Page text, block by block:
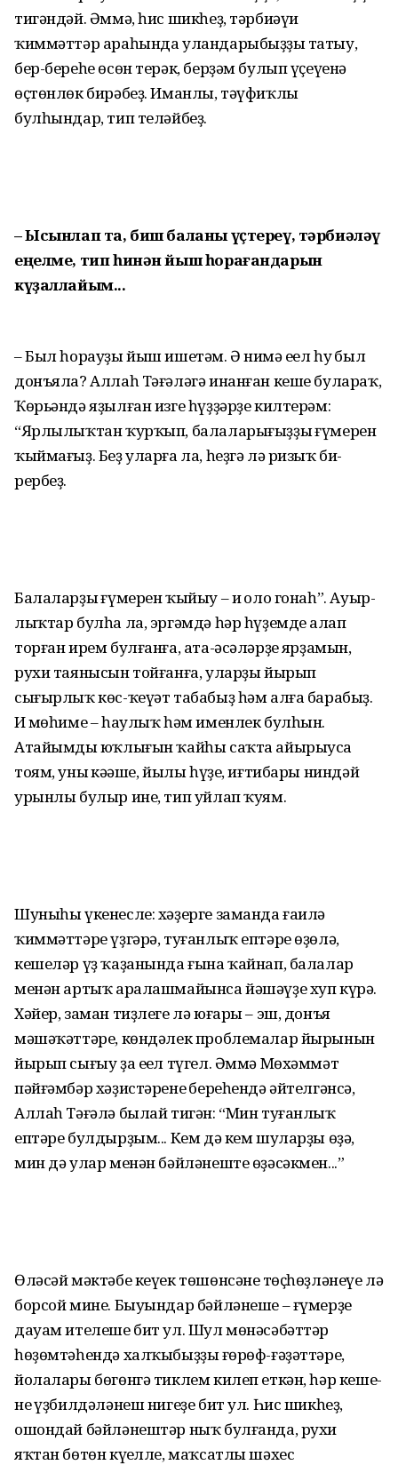
тигәндәй. Әммә, һис шикһеҙ, тәрбиәүи
ҡиммәттәр араһында уландарыбыҙҙың татыу,
бер-береһе өсөн терәк, берҙәм булып үҫеүенә
өҫтөнлөк бирәбеҙ. Иманлы, тәүфиҡлы
булһындар, тип теләйбеҙ.
– Ысынлап та, биш баланы үҫтереү, тәрбиәләү
еңелме, тип һинән йыш һорағандарын
күҙаллайым...
– Был һорауҙы йыш ишетәм. Ә нимә еңел һуң был
донъяла? Аллаһ Тәғәләгә инанған кеше булараҡ,
Ҡөрьәндә яҙылған изге һүҙҙәрҙе килтерәм:
“Ярлы­лыҡтан ҡурҡып, балалары­ғыҙҙың ғүмерен
ҡыймағыҙ. Беҙ уларға ла, һеҙгә лә ризыҡ би­
рербеҙ.
Балаларҙың ғүмерен ҡыйыу – иң оло гонаһ”. Ауыр­
лыҡтар булһа ла, эргәмдә һәр һүҙемде аңлап
торған ирем булғанға, ата-әсәләрҙең ярҙа­мын,
рухи таянысын тойғанға, уларҙы йырып
сығырлыҡ көс-ҡеүәт табабыҙ һәм алға бара­быҙ.
Иң мөһиме – һаулыҡ һәм именлек булһын.
Атайымдың юҡлығын ҡайһы саҡта айырыу­са
тоям, уның кәңәше, йылы һүҙе, иғтибары ниндәй
урынлы булыр ине, тип уйлап ҡуям.
Шуныһы үкенесле: хәҙерге заманда ғаилә
ҡиммәттәре үҙгәрә, туғанлыҡ ептәре өҙөлә,
кешеләр үҙ ҡаҙанында ғына ҡайнап, балалар
менән артыҡ аралашмайынса йәшәүҙе хуп күрә.
Хәйер, заман тиҙлеге лә юғары – эш, донъя
мәшәҡәт­тәре, көндәлек проблемалар йырынын
йырып сығыу ҙа еңел түгел. Әммә Мөхәммәт
пәйғәм­бәр хәҙистәренең береһендә әйтелгәнсә,
Аллаһ Тәғәлә былай тигән: “Мин туғанлыҡ
ептәре булдырҙым... Кем дә кем шуларҙы өҙә,
мин дә улар менән бәйләнеште өҙәсәкмен...”
Өләсәй мәктәбе кеүек төшөн­сәнең төҫһөҙләнеүе лә
борсой мине. Быуындар бәйләнеше – ғүмерҙең
дауам ителеше бит ул. Шул мөнәсәбәттәр
һөҙөмтә­һендә халҡыбыҙҙың ғөрөф-ғәҙәттәре,
йолалары бөгөнгә тик­лем килеп еткән, һәр кеше­
нең үҙбилдәләнеш нигеҙе бит ул. Һис шикһеҙ,
ошондай бәйлә­нештәр ныҡ булғанда, рухи
яҡтан бөтөн кү­ңелле, маҡсатлы шәхес